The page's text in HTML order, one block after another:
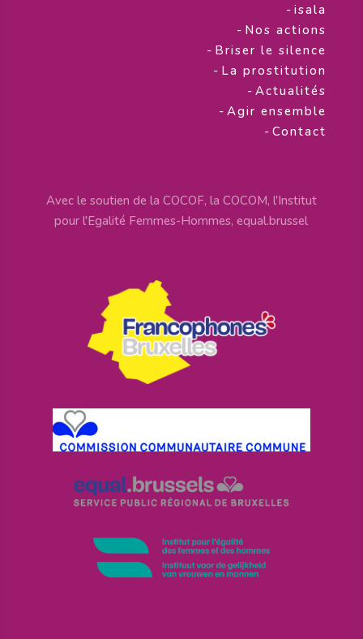
-isala
- Nos actions
- Briser le silence
- La prostitution
-Actualités
-Agir ensemble
-Contact
Avec le soutien de la COCOF, la COCOM, l'Institut
pour l'Egalité Femmes-Hommes, equal.brussel